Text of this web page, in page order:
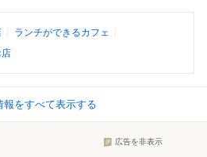
ランチができるカフェ
報をすべて表示する
広告を非表示